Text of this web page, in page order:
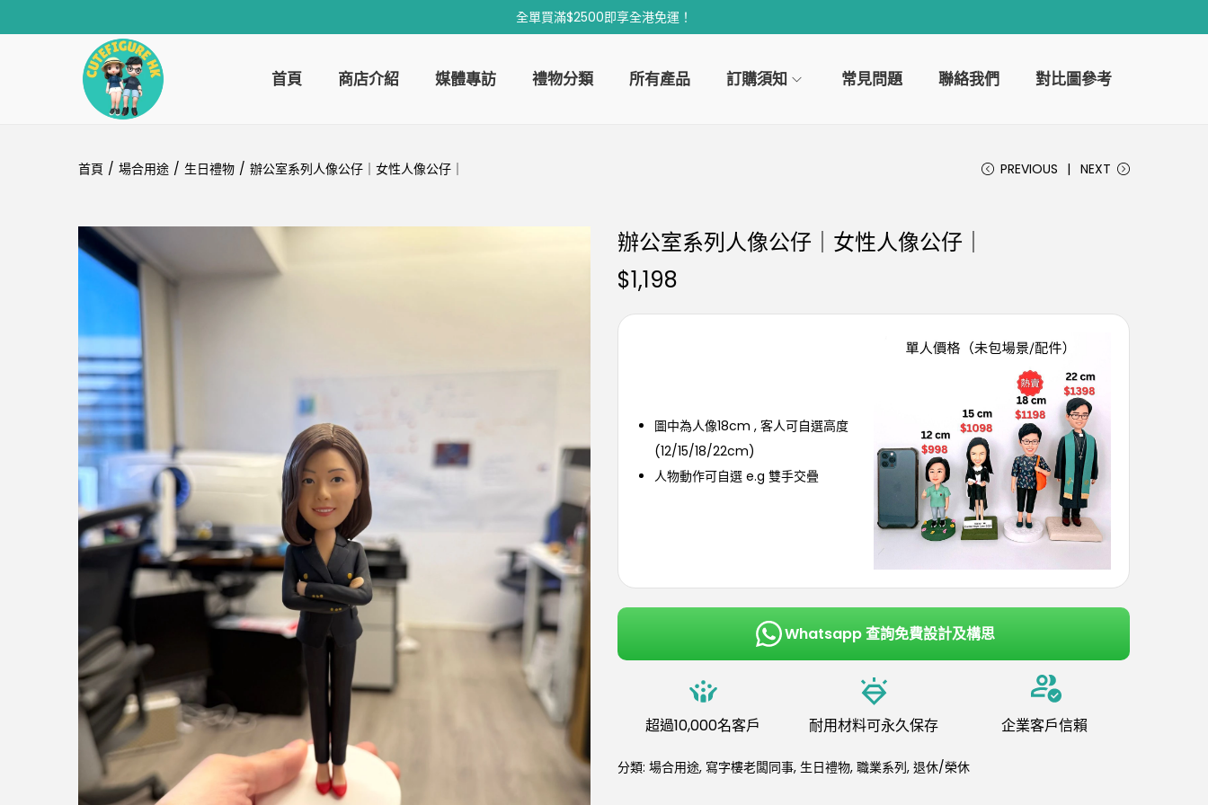
全單買滿$2500即享全港免運！
首頁 商店介紹 媒體專訪 禮物分類 所有產品 訂購須知 常見問題 聯絡我們 對比圖參考
首頁 / 場合用途 / 生日禮物 / 辦公室系列人像公仔｜女性人像公仔｜ PREVIOUS NEXT
辦公室系列人像公仔｜女性人像公仔｜
$1,198
圖中為人像18cm , 客人可自選高度
(12/15/18/22cm)
人物動作可自選 e.g 雙手交疊
Whatsapp 查詢免費設計及構思
超過10,000名客戶 耐用材料可永久保存 企業客戶信賴
分類: 場合用途, 寫字樓老闆同事, 生日禮物, 職業系列, 退休/榮休